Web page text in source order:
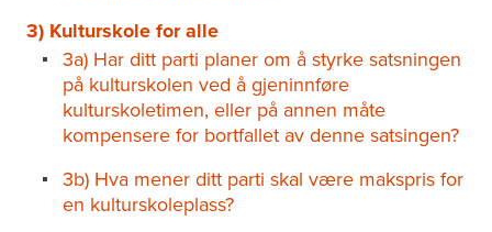
3) Kulturskole for alle
3a) Har ditt parti planer om å styrke satsningen
på kulturskolen ved å gjeninnføre
kulturskoletimen, eller på annen måte
kompensere for bortfallet av denne satsingen?
3b) Hva mener ditt parti skal være makspris for
en kulturskoleplass?